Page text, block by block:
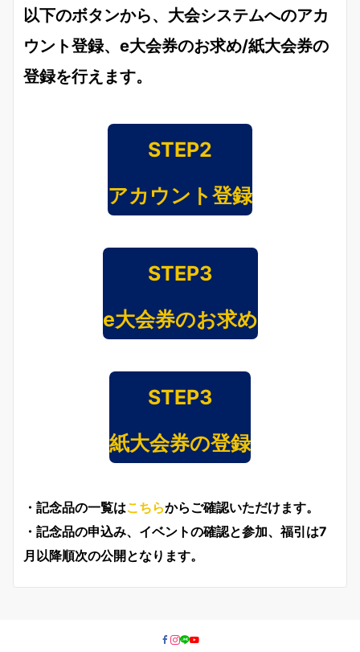
以下のボタンから、大会システムへのアカ
ウント登録、e大会券のお求め/紙大会券の
登録を行えます。
STEP2
アカウント登録
STEP3
e大会券のお求め
STEP3
紙大会券の登録
・記念品の一覧はこちらからご確認いただけます。
・記念品の申込み、イベントの確認と参加、福引は7
月以降順次の公開となります。